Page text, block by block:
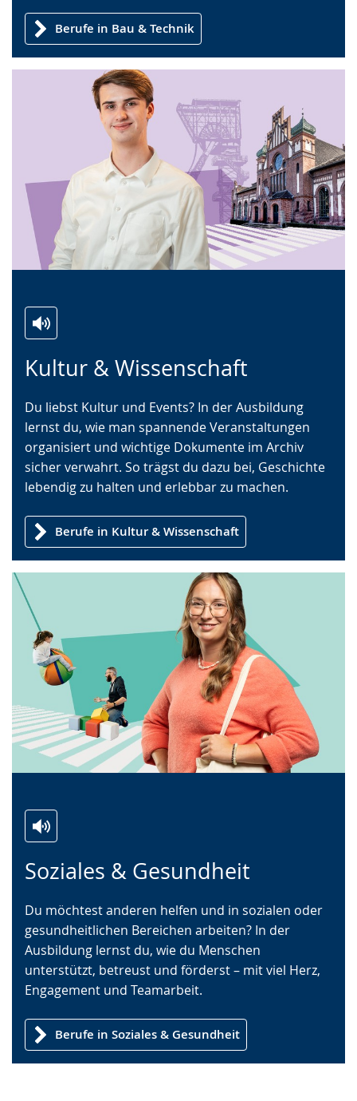
Berufe in Bau & Technik
Kultur & Wissenschaft
Leichten
wechseln.
Audio-
Video
Deutscher
Gebärdensprache
wird
angezeigt.
Du liebst Kultur und Events? In der Ausbildung
lernst du, wie man spannende Veranstaltungen
organisiert und wichtige Dokumente im Archiv
sicher verwahrt. So trägst du dazu bei, Geschichte
lebendig zu halten und erlebbar zu machen.
Berufe in Kultur & Wissenschaft
Soziales & Gesundheit
Leichten
wechseln.
Audio-
Video
Deutscher
Gebärdensprache
wird
angezeigt.
Du möchtest anderen helfen und in sozialen oder
gesundheitlichen Bereichen arbeiten? In der
Ausbildung lernst du, wie du Menschen
unterstützt, betreust und förderst – mit viel Herz,
Engagement und Teamarbeit.
Berufe in Soziales & Gesundheit